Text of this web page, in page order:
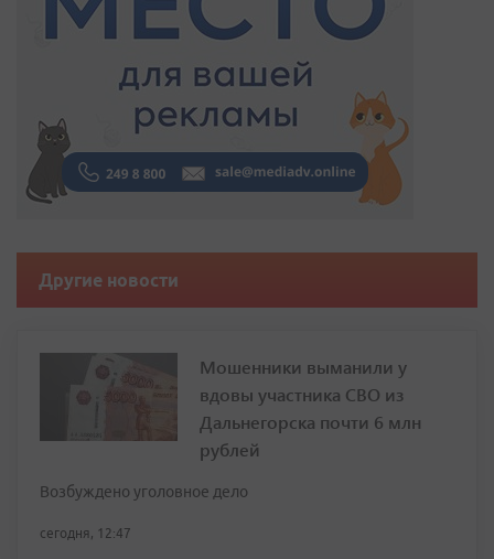
Другие новости
Мошенники выманили у
вдовы участника СВО из
Дальнегорска почти 6 млн
рублей
Возбуждено уголовное дело
сегодня, 12:47